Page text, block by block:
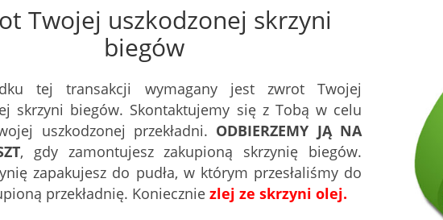
Twojej uszkodzonej skrzyni
biegów
tej transakcji wymagany jest zwrot Twojej
skrzyni biegów. Skontaktujemy się z Tobą w celu
uszkodzonej przekładni. ODBIERZEMY JĄ NA
, gdy zamontujesz zakupioną skrzynię biegów.
zapakujesz do pudła, w którym przesłaliśmy do
przekładnię. Koniecznie zlej ze skrzyni olej.